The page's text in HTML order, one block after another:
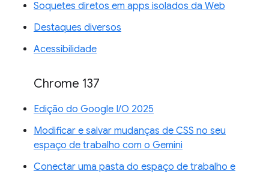
Soquetes diretos em apps isolados da Web
Destaques diversos
Acessibilidade
Chrome 137
Edição do Google I/O 2025
Modificar e salvar mudanças de CSS no seu
espaço de trabalho com o Gemini
Conectar uma pasta do espaço de trabalho e